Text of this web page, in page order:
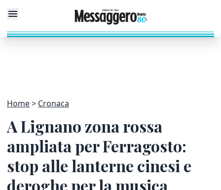
Home Cronaca
A Lignano zona rossa
ampliata per Ferragosto:
stop alle lanterne cinesi e
deroghe per la musica